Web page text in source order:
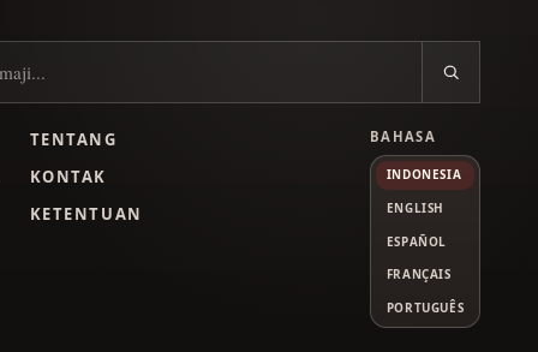
TENTANG
KONTAK
KETENTUAN
BAHASA
INDONESIA
ENGLISH
ESPAÑOL
FRANÇAIS
PORTUGUÊS